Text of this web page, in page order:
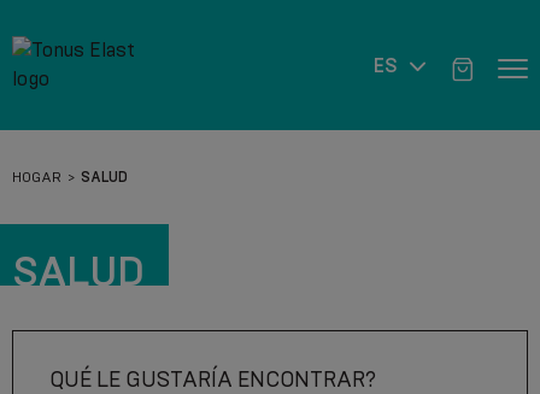
ES
HOGAR SALUD
SALUD
QUÉ LE GUSTARÍA ENCONTRAR?